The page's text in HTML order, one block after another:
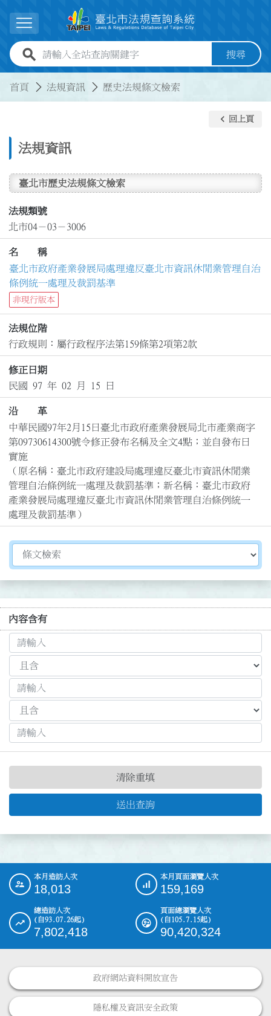
展開選單
全站查詢關鍵字欄位 搜尋
首頁 法規資訊 歷史法規條文檢索
法規資訊
keyboard_arrow_left 回上頁
臺北市歷史法規條文檢索
法規類號
北市04－03－3006
名 稱
臺北市政府產業發展局處理違反臺北市資訊休閒業管理自治
條例統一處理及裁罰基準
非現行版本
法規位階
行政規則：屬行政程序法第159條第2項第2款
修正日期
民國 97 年 02 月 15 日
沿 革
中華民國97年2月15日臺北市政府產業發展局北市產業商字
第09730614300號令修正發布名稱及全文4點；並自發布日
實施
（原名稱：臺北市政府建設局處理違反臺北市資訊休閒業
管理自治條例統一處理及裁罰基準；新名稱：臺北市政府
產業發展局處理違反臺北市資訊休閒業管理自治條例統一
處理及裁罰基準）
切換選擇法規資訊內容
內容含有
送出查詢
清除重填
::: 本月造訪人次
18,013
本月頁面瀏覽人次
159,169
總造訪人次
(自93.07.26起)
7,802,418
頁面總瀏覽人次
(自105.7.15起)
90,420,324
政府網站資料開放宣告
隱私權及資訊安全政策